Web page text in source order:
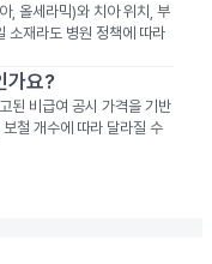
, 올세라믹)와 치아 위치, 부
소재라도 병원 정책에 따라
가요?
된 비급여 공시 가격을 기반
철 개수에 따라 달라질 수